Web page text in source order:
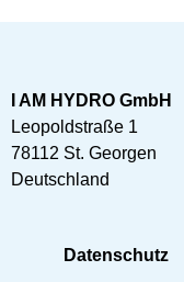
I AM HYDRO GmbH
Leopoldstraße 1
78112 St. Georgen
Deutschland
Datenschutz